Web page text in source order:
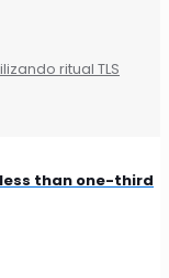
ritual TLS
than one-third